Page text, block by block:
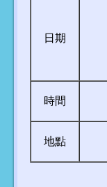
日期
時間
地點